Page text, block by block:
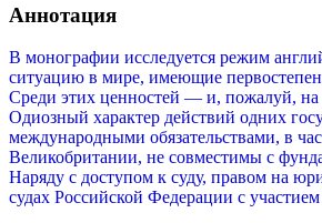
Аннотация
В монографии исследуется режим
ситуацию в мире, имеющие
Среди этих ценностей — и, пожалуй, на
Одиозный характер действий одних
международными обязательствами, в
Великобритании, не совместимы с
Наряду с доступом к суду, правом на
судах Российской Федерации с